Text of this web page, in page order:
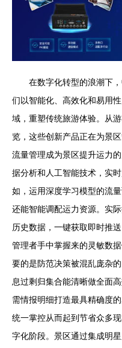
在数字化转型的浪潮下
们以智能化、高效化和易用
域，重塑传统旅游体验。从
览，这些创新产品正在为景
流量管理成为景区提升运力
据分析和人工智能技术，实
如，运用深度学习模型的流
还能智能调配运力资源。实
历史数据，一键获取即时推
管理者手中掌握来的灵敏数
要的是防范决策被混乱庞杂
息过剩归集合能清晰做全面
需情报明细打造最具精确度
统一掌控从而起到节省众多
字化阶段。景区通过集成明